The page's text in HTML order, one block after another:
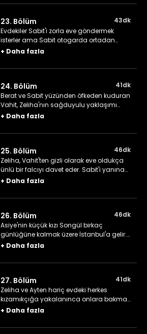
23. Bölüm
43dk
Evdekiler Sabit'i zorla eve göndermek
isterler ama Sabit otogarda ortadan
kaybolur. Asiye, Berat'tan okuma yazma
+ Daha fazla
24. Bölüm
41dk
Berat ve Sabit yüzünden öfkeden kuduran
Vahit, Zeliha'nın sağduyulu yaklaşımı
sayesinde sakinleşir. Rüya ve Cansu,
numarası yaparlar.
+ Daha fazla
25. Bölüm
46dk
Zeliha, Vahit'ten gizli olarak eve oldukça
ünlü bir falcıyı davet eder. Sabit'i yanına
alıp dükkân için alışverişe çıkan Vahit,
+ Daha fazla
26. Bölüm
46dk
Asiye'nin küçük kızı Songül birkaç
günlüğüne kalmak üzere İstanbul'a gelir.
Hastaneden Zeliha, verdiği haber ile
+ Daha fazla
27. Bölüm
41dk
Zeliha ve Ayten hariç evdeki herkes
kızamıkçığa yakalanınca onlara bakmak
bu ikisine düşer.
+ Daha fazla